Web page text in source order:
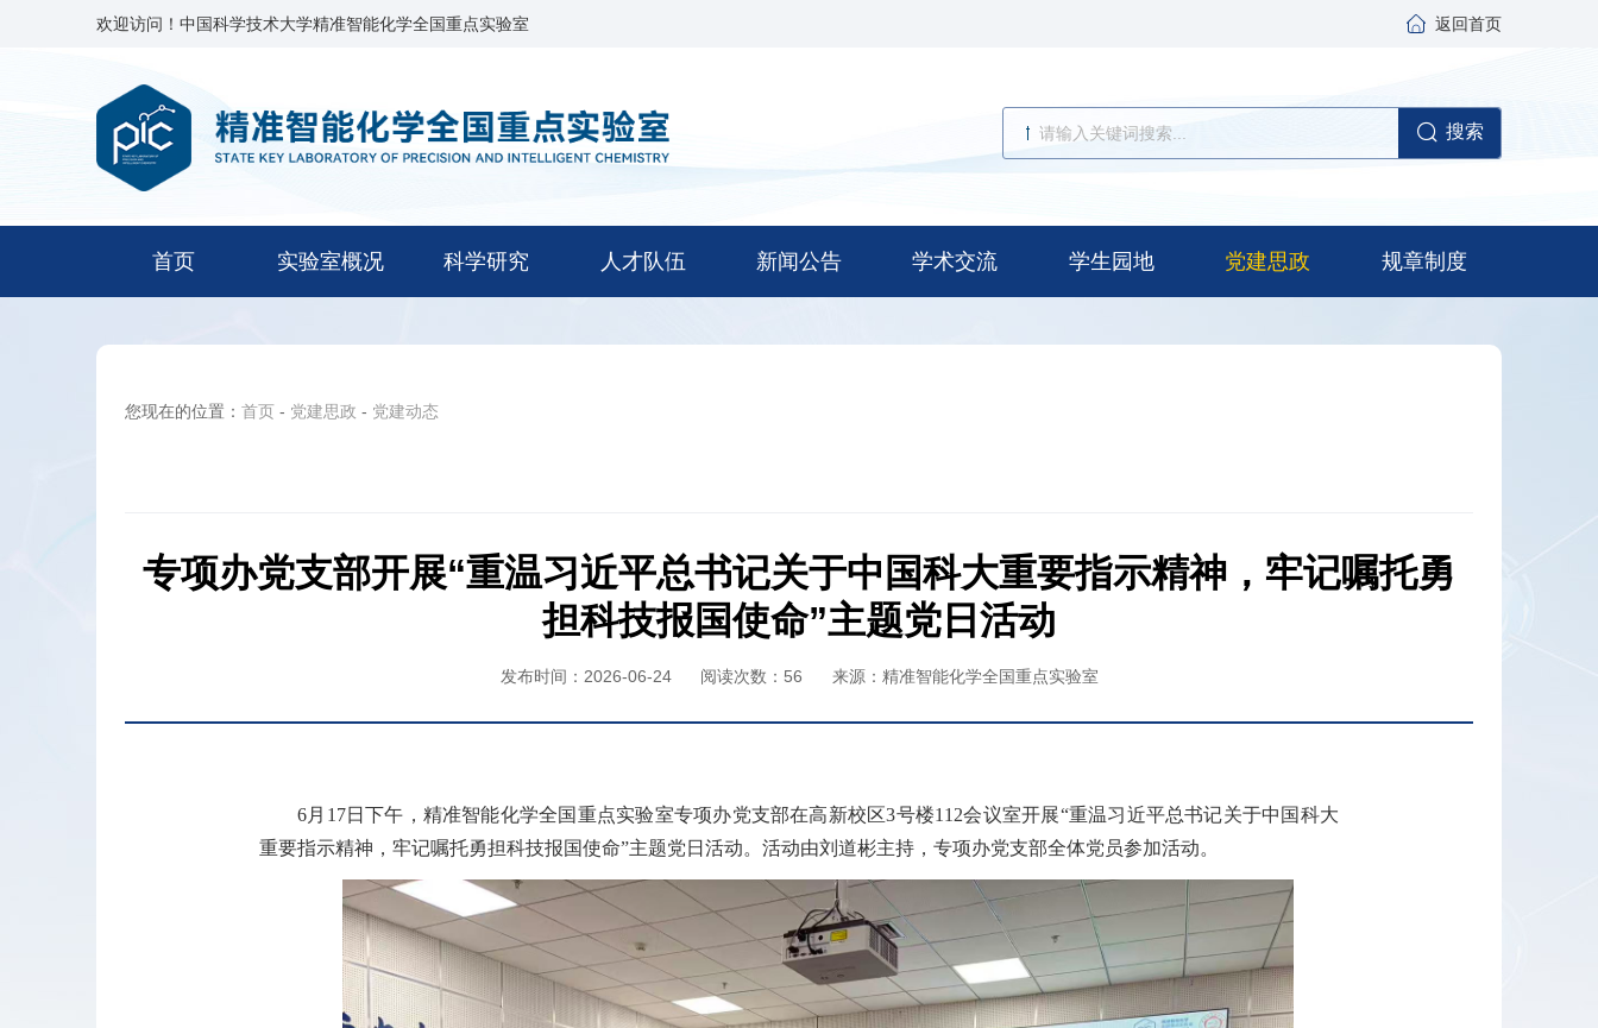
欢迎访问！中国科学技术大学精准智能化学全国重点实验室 返回首页
搜索
首页 实验室概况 科学研究 人才队伍 新闻公告 学术交流 学生园地 党建思政 规章制度
您现在的位置： 首页- 党建思政 - 党建动态
专项办党支部开展“重温习近平总书记关于中国科大重要指示精神，牢记嘱托勇
担科技报国使命”主题党日活动
发布时间：2026-06-24 阅读次数： 56 来源：精准智能化学全国重点实验室
6月17日下午，精准智能化学全国重点实验室专项办党支部在高新校区3号楼112会议室开展“重温习近平总书记关于中国科大
重要指示精神，牢记嘱托勇担科技报国使命”主题党日活动。活动由刘道彬主持，专项办党支部全体党员参加活动。